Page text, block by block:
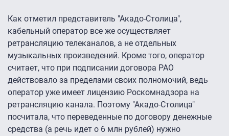
Как отметил представитель "Акадо-Столица",
кабельный оператор все же осуществляет
ретрансляцию телеканалов, а не отдельных
музыкальных произведений. Кроме того, оператор
считает, что при подписании договора РАО
действовало за пределами своих полномочий, ведь
оператор уже имеет лицензию Роскомнадзора на
ретрансляцию канала. Поэтому "Акадо-Столица"
посчитала, что переведенные по договору денежные
средства (а речь идет о 6 млн рублей) нужно